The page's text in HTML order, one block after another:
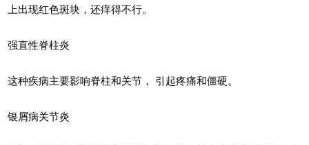
上出现红色斑块，还痒得不行。
强直性脊柱炎
这种疾病主要影响脊柱和关节， 引起疼痛和僵硬。
银屑病关节炎